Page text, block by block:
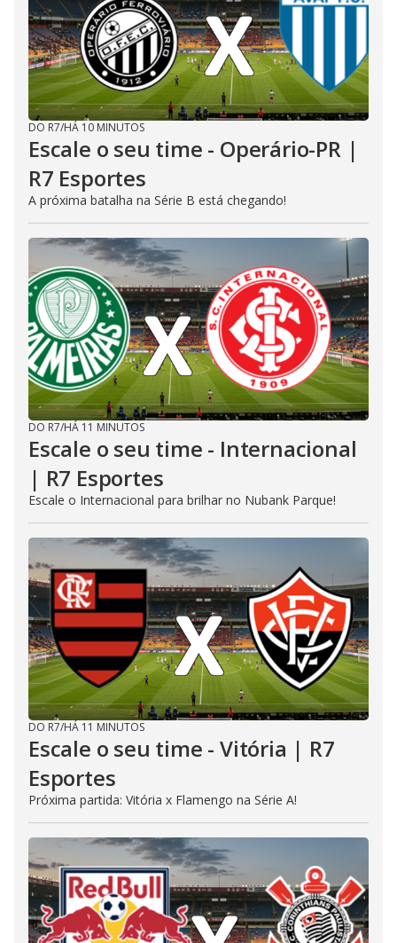
DO R7/HÁ 10 MINUTOS
Escale o seu time - Operário-PR |
R7 Esportes
A próxima batalha na Série B está chegando!
DO R7/HÁ 11 MINUTOS
Escale o seu time - Internacional
| R7 Esportes
Escale o Internacional para brilhar no Nubank Parque!
DO R7/HÁ 11 MINUTOS
Escale o seu time - Vitória | R7
Esportes
Próxima partida: Vitória x Flamengo na Série A!